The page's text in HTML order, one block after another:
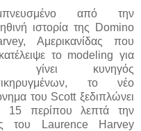
από την
ιστορία της Domino
Αμερικανίδας που
το modeling για
γίνει κυνηγός
το νέο
του Scott ξεδιπλώνει
15 περίπου λεπτά την
του Laurence Harvey